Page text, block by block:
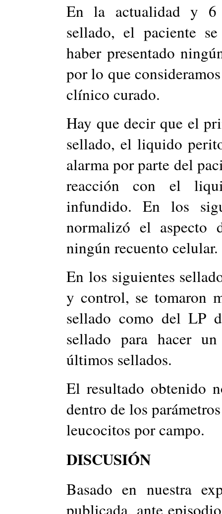
En la actualidad y 6
sellado, el paciente
haber presentado
por lo que
clínico curado.
Hay que decir que el
sellado, el liquido
alarma por parte del
reacción con el
infundido. En los
normalizó el aspecto
ningún recuento celular.
En los siguientes
y control, se tomaron
sellado como del LP
sellado para hacer
últimos sellados.
El resultado obtenido
dentro de los
leucocitos por campo.
DISCUSIÓN
Basado en nuestra
publicada, ante